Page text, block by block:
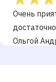
Очень
Ольгой